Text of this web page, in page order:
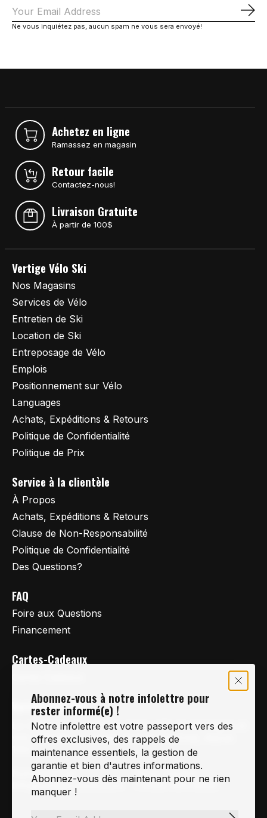
Ne vous inquiétez pas, aucun spam ne vous sera envoyé!
Achetez en ligne
Ramassez en magasin
Retour facile
Contactez-nous!
Livraison Gratuite
À partir de 100$
Vertige Vélo Ski
Nos Magasins
Services de Vélo
Entretien de Ski
Location de Ski
Entreposage de Vélo
Emplois
Positionnement sur Vélo
Languages
Achats, Expéditions & Retours
Politique de Confidentialité
Politique de Prix
Service à la clientèle
À Propos
Achats, Expéditions & Retours
Clause de Non-Responsabilité
Politique de Confidentialité
Des Questions?
FAQ
Foire aux Questions
Financement
Cartes-Cadeaux
Vertige Vélo Ski
La référence en vélo de route, vélo de montagne et
vélo hybride sur la Rive-Sud de Montréal, depuis
1997.
Notre courriel
Info@vertigeveloski.com
Nous Joindre
1 (450) 464-8808
Abonnez-vous à notre infolettre pour
rester informé(e) !
Notre infolettre est votre passeport vers des
offres exclusives, des rappels de
maintenance essentiels, la gestion de
garantie et bien d'autres informations.
Abonnez-vous dès maintenant pour ne rien
manquer !